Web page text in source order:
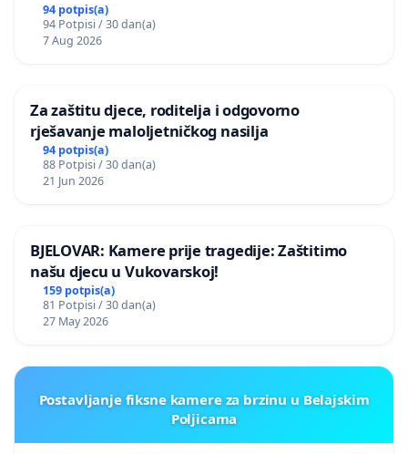
94 potpis(a)
94 Potpisi / 30 dan(a)
7 Aug 2026
Za zaštitu djece, roditelja i odgovorno
rješavanje maloljetničkog nasilja
94 potpis(a)
88 Potpisi / 30 dan(a)
21 Jun 2026
BJELOVAR: Kamere prije tragedije: Zaštitimo
našu djecu u Vukovarskoj!
159 potpis(a)
81 Potpisi / 30 dan(a)
27 May 2026
Postavljanje fiksne kamere za brzinu u Belajskim
Poljicama